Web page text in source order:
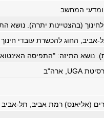
החוג להכשרת עובדי חינוך
(אליאנס) רמת אביב, תל-אביב